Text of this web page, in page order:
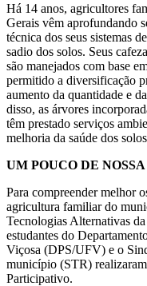
Há 14 anos, agricultores
Gerais vêm aprofundando
técnica dos seus sistemas
sadio dos solos. Seus
são manejados com base
permitido a diversificação
aumento da quantidade e
disso, as árvores
têm prestado serviços
melhoria da saúde dos
UM POUCO DE
Para compreender melhor
agricultura familiar do
Tecnologias Alternativas
estudantes do
Viçosa (DPS/UFV) e o
município (STR)
Participativo.